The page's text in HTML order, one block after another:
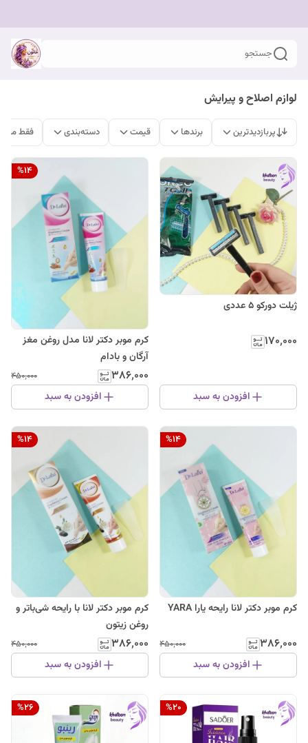
جستجو
لوازم اصلاح و پیرایش
پربازدیدترین برندها قیمت دسته‌بندی فقط
ژیلت دورکو 5 عددی
۱۷۰٬۰۰۰
افزودن به سبد
%14
کرم موبر دکتر لانا مدل روغن مغز
آرگان و بادام
۳۸۶٬۰۰۰ ۴۵۰٬۰۰۰
افزودن به سبد
%14
کرم موبر دکتر لانا رایحه یارا YARA
۳۸۶٬۰۰۰ ۴۵۰٬۰۰۰
افزودن به سبد
%14
کرم موبر دکتر لانا با رایحه شی‌باتر و
روغن زیتون
۳۸۶٬۰۰۰ ۴۵۰٬۰۰۰
افزودن به سبد
%20
%26